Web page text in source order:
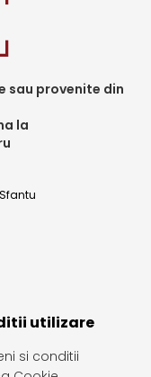
sau provenite din
la
utilizare
si conditii